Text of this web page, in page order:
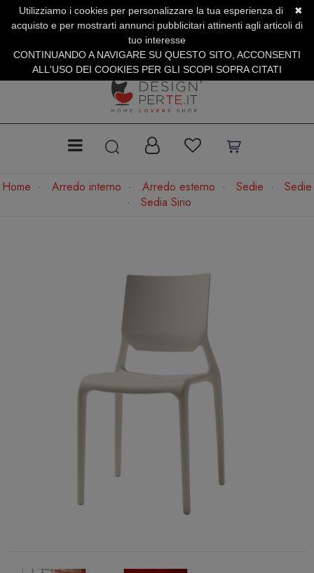
SERVIZIO CLIENTI +39.0773.470.562
SUMMER SALES | Fino al 31 Agosto
Home Arredo interno Arredo esterno Sedie
Sedie
Sedia Sirio
✖
Utilizziamo i cookies per personalizzare la tua esperienza di
acquisto e per mostrarti annunci pubblicitari attinenti agli articoli di
tuo interesse
CONTINUANDO A NAVIGARE SU QUESTO SITO, ACCONSENTI
ALL'USO DEI COOKIES PER GLI SCOPI SOPRA CITATI